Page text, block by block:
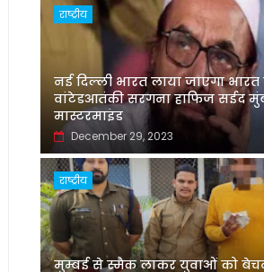
राष्ट्रीय
नई दिल्ली भारत लाया जाएगा भारत
वांटेडआतंकी सरगना हाफिज सईद
मास्टरमाइंड
December 29, 2023
राष्ट्रीय
मुम्बई से स्मैक लाकर युवाओं को